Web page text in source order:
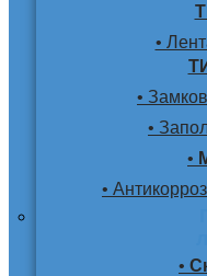
•
•
•
•
•
•